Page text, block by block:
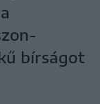
bírságot